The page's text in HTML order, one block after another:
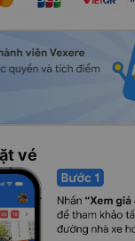
vé
nghiệm, được đào
khởi hành hàng
giúp tiết kiệm thời